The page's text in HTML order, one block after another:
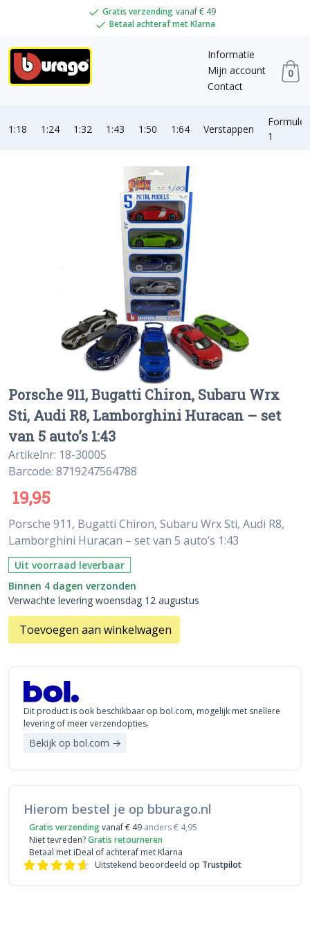
Gratis verzending vanaf € 49
Betaal achteraf met Klarna
Informatie
Mijn account
Contact
0
1:18 1:24 1:32 1:43 1:50 1:64 Verstappen
Formule
1
Porsche 911, Bugatti Chiron, Subaru Wrx
Sti, Audi R8, Lamborghini Huracan – set
van 5 auto’s 1:43
Artikelnr: 18-30005
Barcode: 8719247564788
19,95
Porsche 911, Bugatti Chiron, Subaru Wrx Sti, Audi R8,
Lamborghini Huracan – set van 5 auto’s 1:43
Uit voorraad leverbaar
Binnen 4 dagen verzonden
Verwachte levering woensdag 12 augustus
Toevoegen aan winkelwagen
Dit product is ook beschikbaar op bol.com, mogelijk met snellere
levering of meer verzendopties.
Bekijk op bol.com →
Hierom bestel je op bburago.nl
Gratis verzendingvanaf € 49 anders € 4,95
Niet tevreden?Gratis retourneren
Betaal met iDeal of achteraf met Klarna
Uitstekend beoordeeld op Trustpilot